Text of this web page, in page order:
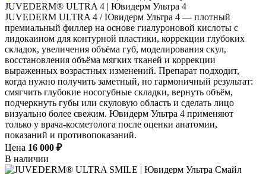
JUVEDERM® ULTRA 4 | Ювидерм Ультра 4
JUVEDERM ULTRA 4 / Ювидерм Ультра 4 — плотный
премиальный филлер на основе гиалуроновой кислоты с
лидокаином для контурной пластики, коррекции глубоких
складок, увеличения объёма губ, моделирования скул,
восстановления объёма мягких тканей и коррекции
выраженных возрастных изменений. Препарат подходит,
когда нужно получить заметный, но гармоничный результат:
смягчить глубокие носогубные складки, вернуть объём,
подчеркнуть губы или скуловую область и сделать лицо
визуально более свежим. Ювидерм Ультра 4 применяют
только у врача-косметолога после оценки анатомии,
показаний и противопоказаний.
Цена 16 000 ₽
В наличии